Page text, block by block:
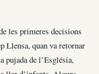
les primeres decisions
Llensa, quan va retornar
pujada de l’Església,